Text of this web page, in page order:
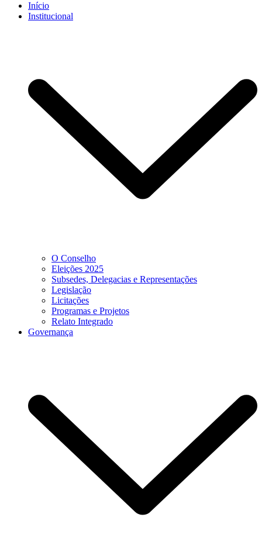
Início
Institucional
O Conselho
Eleições 2025
Subsedes, Delegacias e Representações
Legislação
Licitações
Programas e Projetos
Relato Integrado
Governança